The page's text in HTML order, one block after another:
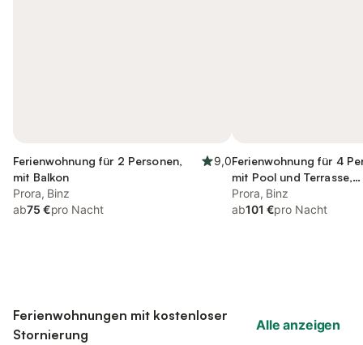
Ferienwohnung für 2 Personen,
mit Balkon
9,0
Prora, Binz
ab75 €pro Nacht
Ferienwohnung für 4
mit Pool und Terrasse,
kinderfreundlich
Prora, Binz
ab101 €pro Nacht
Ferienwohnungen mit kostenloser
Stornierung
Alle anzeigen